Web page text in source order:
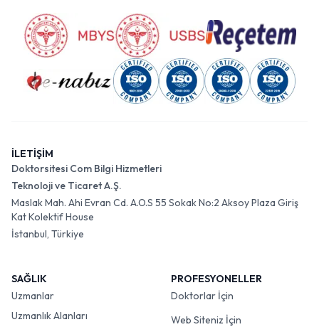
İLETİŞİM
Doktorsitesi Com Bilgi Hizmetleri
Teknoloji ve Ticaret A.Ş.
Maslak Mah. Ahi Evran Cd. A.O.S 55 Sokak No:2 Aksoy Plaza Giriş
Kat Kolektif House
İstanbul, Türkiye
SAĞLIK
Uzmanlar
Uzmanlık Alanları
PROFESYONELLER
Doktorlar İçin
Web Siteniz İçin